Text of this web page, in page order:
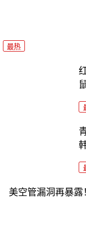
最热
美空管漏洞再暴